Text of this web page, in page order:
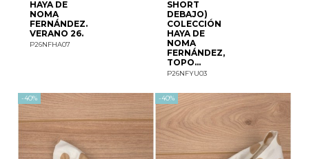
HAYA DE
NOMA
FERNÁNDEZ.
VERANO 26.
P26NFHA07
SHORT
DEBAJO)
COLECCIÓN
HAYA DE
NOMA
FERNÁNDEZ,
TOPO...
P26NFYU03
-40% -40%